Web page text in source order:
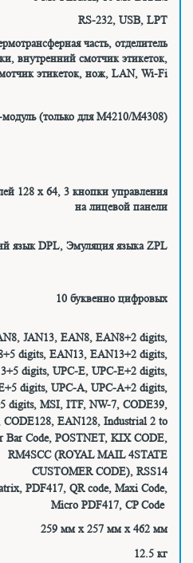
RS-232, USB, LPT
часть, отделитель
внутренний смотчик этикеток,
этикеток, нож, LAN, Wi-Fi
(только для M4210/M4308)
128 х 64, 3 кнопки управления
на лицевой панели
язык DPL, Эмуляция языка ZPL
10 буквенно цифровых
JAN13, EAN8, EAN8+2 digits,
digits, EAN13, EAN13+2 digits,
digits, UPC-E, UPC-E+2 digits,
digits, UPC-A, UPC-A+2 digits,
digits, MSI, ITF, NW-7, CODE39,
CODE128, EAN128, Industrial 2 to
Bar Code, POSTNET, KIX CODE,
RM4SCC (ROYAL MAIL 4STATE
CUSTOMER CODE), RSS14
PDF417, QR code, Maxi Code,
Micro PDF417, CP Code
259 мм х 257 мм х 462 мм
12.5 кг